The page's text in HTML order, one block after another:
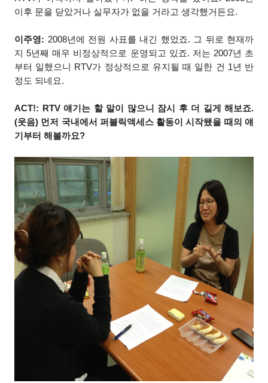
이후 문을 닫았거나 실무자가 없을 거라고 생각했거든요.
이주영: 2008년에 전원 사표를 내긴 했었죠. 그 뒤로 현재까
지 5년째 매우 비정상적으로 운영되고 있죠. 저는 2007년 초
부터 일했으니 RTV가 정상적으로 유지될 때 일한 건 1년 반
정도 되네요.
ACT!: RTV 얘기는 할 말이 많으니 잠시 후 더 길게 해보죠.
(웃음) 먼저 국내에서 퍼블릭액세스 활동이 시작됐을 때의 얘
기부터 해볼까요?